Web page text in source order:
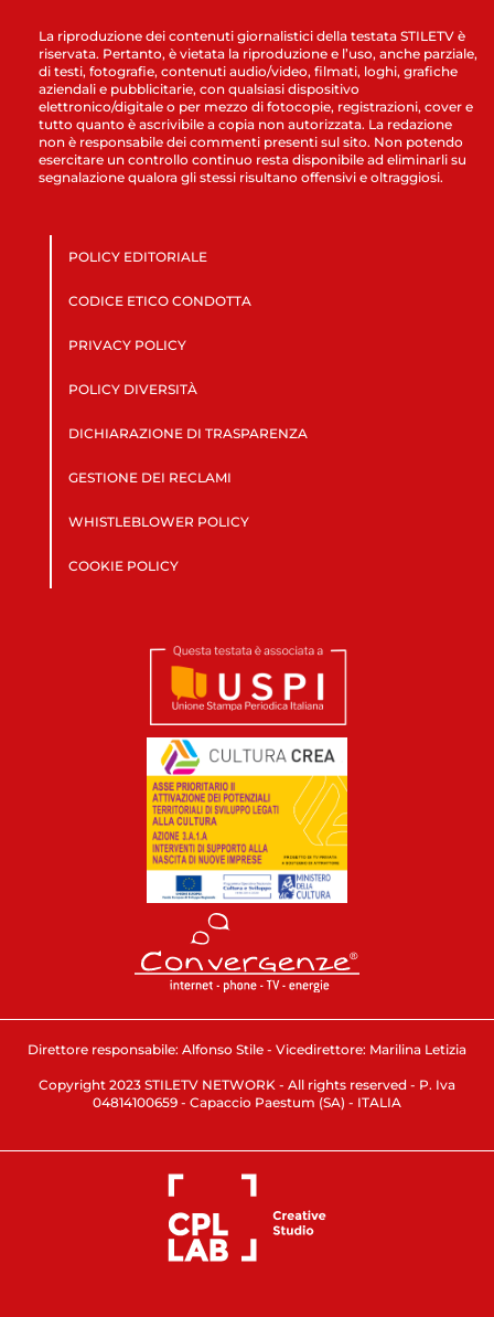
La riproduzione dei contenuti giornalistici della testata STILETV è
riservata. Pertanto, è vietata la riproduzione e l’uso, anche parziale,
di testi, fotografie, contenuti audio/video, filmati, loghi, grafiche
aziendali e pubblicitarie, con qualsiasi dispositivo
elettronico/digitale o per mezzo di fotocopie, registrazioni, cover e
tutto quanto è ascrivibile a copia non autorizzata. La redazione
non è responsabile dei commenti presenti sul sito. Non potendo
esercitare un controllo continuo resta disponibile ad eliminarli su
segnalazione qualora gli stessi risultano offensivi e oltraggiosi.
POLICY EDITORIALE
CODICE ETICO CONDOTTA
PRIVACY POLICY
POLICY DIVERSITÀ
DICHIARAZIONE DI TRASPARENZA
GESTIONE DEI RECLAMI
WHISTLEBLOWER POLICY
COOKIE POLICY
Direttore responsabile: Alfonso Stile - Vicedirettore: Marilina Letizia
Copyright 2023 STILETV NETWORK - All rights reserved - P. Iva
04814100659 - Capaccio Paestum (SA) - ITALIA